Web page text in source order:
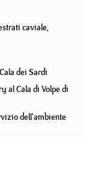
caviale,
dei Sardi
al Cala di Volpe di
dell'ambiente